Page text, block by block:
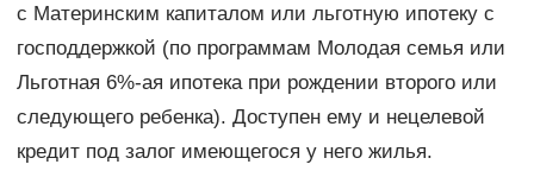
с Материнским капиталом или льготную ипотеку с
господдержкой (по программам Молодая семья или
Льготная 6%-ая ипотека при рождении второго или
следующего ребенка). Доступен ему и нецелевой
кредит под залог имеющегося у него жилья.